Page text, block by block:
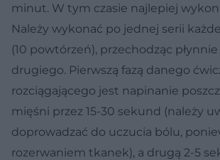
minut. W tym czasie najlepiej
Należy wykonać po jednej serii
(10 powtórzeń), przechodząc
drugiego. Pierwszą fazą danego
rozciągającego jest napinanie
mięśni przez 15-30 sekund (należy
doprowadzać do uczucia bólu,
rozerwaniem tkanek), a drugą 2-5